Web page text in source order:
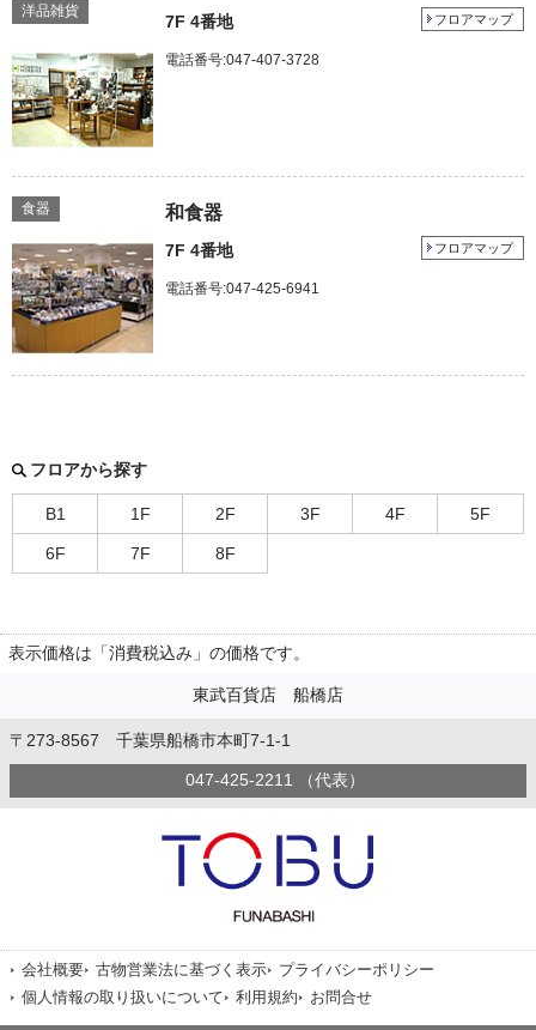
洋品雑貨
7F 4番地 フロアマップ
電話番号:047-407-3728
食器 和食器
7F 4番地 フロアマップ
電話番号:047-425-6941
フロアから探す
B1 1F 2F 3F 4F 5F
6F 7F 8F
表示価格は「消費税込み」の価格です。
東武百貨店 船橋店
〒273-8567 千葉県船橋市本町7-1-1
047-425-2211 （代表）
会社概要 古物営業法に基づく表示
プライバシーポリシー
個人情報の取り扱いについて
利用規約 お問合せ